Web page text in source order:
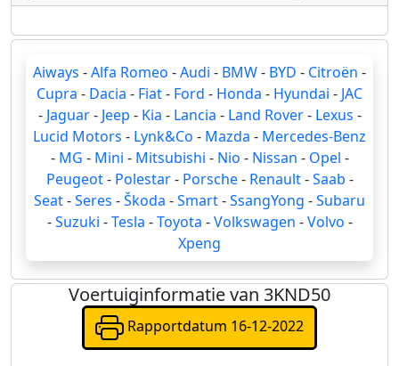
Aiways -Alfa Romeo -Audi - BMW- BYD - Citroën -
Cupra - Dacia - Fiat- Ford - Honda - Hyundai - JAC
- Jaguar- Jeep - Kia - Lancia - Land Rover- Lexus -
Lucid Motors - Lynk&Co - Mazda - Mercedes-Benz
- MG - Mini - Mitsubishi - Nio - Nissan - Opel -
Peugeot- Polestar- Porsche- Renault-Saab -
Seat-Seres -Škoda -Smart-SsangYong -Subaru
-Suzuki -Tesla -Toyota -Volkswagen -Volvo -
Xpeng
Voertuiginformatie van 3KND50
Rapportdatum 16-12-2022